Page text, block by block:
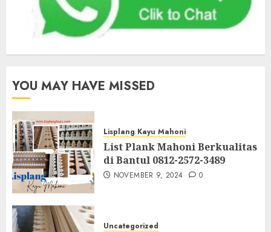
YOU MAY HAVE MISSED
Lisplang Kayu Mahoni
List Plank Mahoni Berkualitas
di Bantul 0812-2572-3489
NOVEMBER 9, 2024 0
Uncategorized